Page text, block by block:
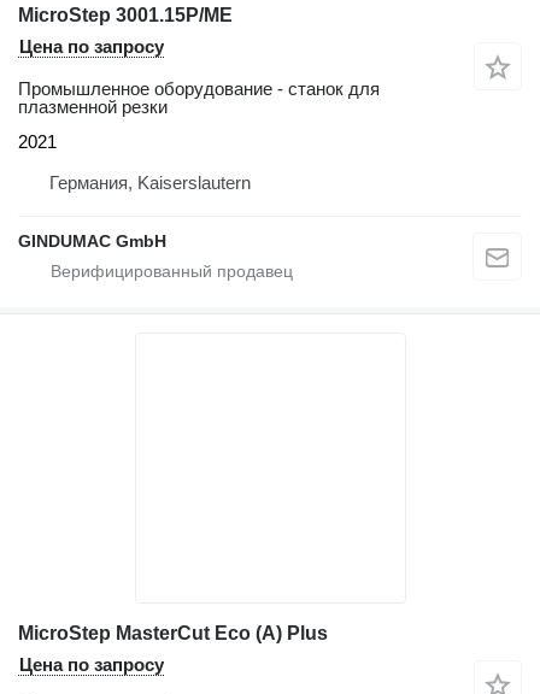
MicroStep 3001.15P/ME
Цена по запросу
Промышленное оборудование - станок для
плазменной резки
2021
Германия, Kaiserslautern
GINDUMAC GmbH
MicroStep MasterCut Eco (A) Plus
Цена по запросу